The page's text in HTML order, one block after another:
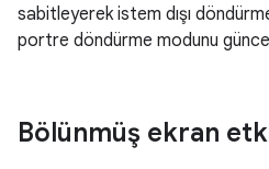
sabitleyerek istem dışı
portre döndürme modunu
Bölünmüş ekran